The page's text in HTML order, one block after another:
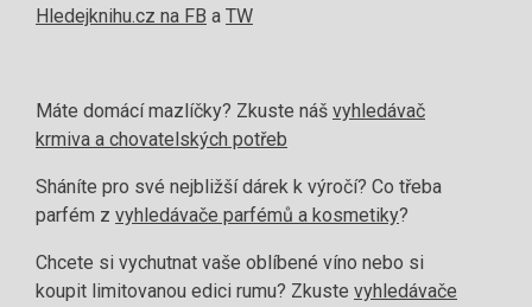
Hledejknihu.cz na FB a TW
Máte domácí mazlíčky? Zkuste náš vyhledávač
krmiva a chovatelských potřeb
Sháníte pro své nejbližší dárek k výročí? Co třeba
parfém z vyhledávače parfémů a kosmetiky?
Chcete si vychutnat vaše oblíbené víno nebo si
koupit limitovanou edici rumu? Zkuste vyhledávače